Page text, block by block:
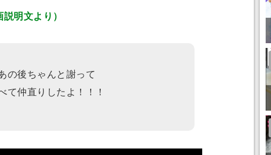
明文より）
の後ちゃんと謝って
て仲直りしたよ！！！